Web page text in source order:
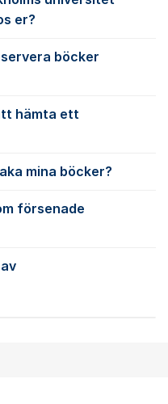
er?
böcker
hämta ett
mina böcker?
försenade